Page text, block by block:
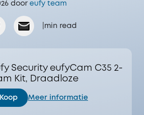
door‌ eufy team
min read
Security eufyCam C35 2-
Kit, Draadloze
Koop Meer informatie